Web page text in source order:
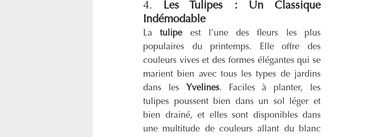
4. Les Tulipes : Un Classique
Indémodable
La tulipe est l’une des fleurs les plus
populaires du printemps. Elle offre des
couleurs vives et des formes élégantes qui se
marient bien avec tous les types de jardins
dans les
Yvelines. Faciles à planter, les
tulipes poussent bien dans un sol léger et
bien drainé, et elles sont disponibles dans
une multitude de couleurs allant du blanc